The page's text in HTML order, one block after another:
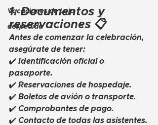
Vacaciones de Lujo
despedida
1. Documentos y
reservaciones 📋
Antes de comenzar la celebración,
asegúrate de tener:
✔️ Identificación oficial o
pasaporte.
✔️ Reservaciones de hospedaje.
✔️ Boletos de avión o transporte.
✔️ Comprobantes de pago.
✔️ Contacto de todas las asistentes.